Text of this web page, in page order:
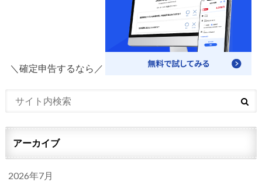
＼確定申告するなら／
アーカイブ
2026年7月